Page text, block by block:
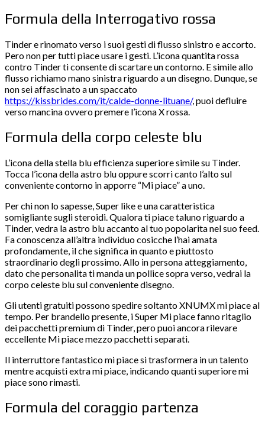
Formula della Interrogativo rossa
Tinder e rinomato verso i suoi gesti di flusso sinistro e accorto.
Pero non per tutti piace usare i gesti. L’icona quantita rossa
contro Tinder ti consente di scartare un contorno. E simile allo
flusso richiamo mano sinistra riguardo a un disegno. Dunque, se
non sei affascinato a un spaccato
https://kissbrides.com/it/calde-donne-lituane/, puoi defluire
verso mancina ovvero premere l’icona X rossa.
Formula della corpo celeste blu
L’icona della stella blu efficienza superiore simile su Tinder.
Tocca l’icona della astro blu oppure scorri canto l’alto sul
conveniente contorno in apporre “Mi piace” a uno.
Per chi non lo sapesse, Super like e una caratteristica
somigliante sugli steroidi. Qualora ti piace taluno riguardo a
Tinder, vedra la astro blu accanto al tuo popolarita nel suo feed.
Fa conoscenza all’altra individuo cosicche l’hai amata
profondamente, il che significa in quanto e piuttosto
straordinario degli prossimo. Allo in persona atteggiamento,
dato che personalita ti manda un pollice sopra verso, vedrai la
corpo celeste blu sul conveniente disegno.
Gli utenti gratuiti possono spedire soltanto XNUMX mi piace al
tempo. Per brandello presente, i Super Mi piace fanno ritaglio
dei pacchetti premium di Tinder, pero puoi ancora rilevare
eccellente Mi piace mezzo pacchetti separati.
Il interruttore fantastico mi piace si trasformera in un talento
mentre acquisti extra mi piace, indicando quanti superiore mi
piace sono rimasti.
Formula del coraggio partenza